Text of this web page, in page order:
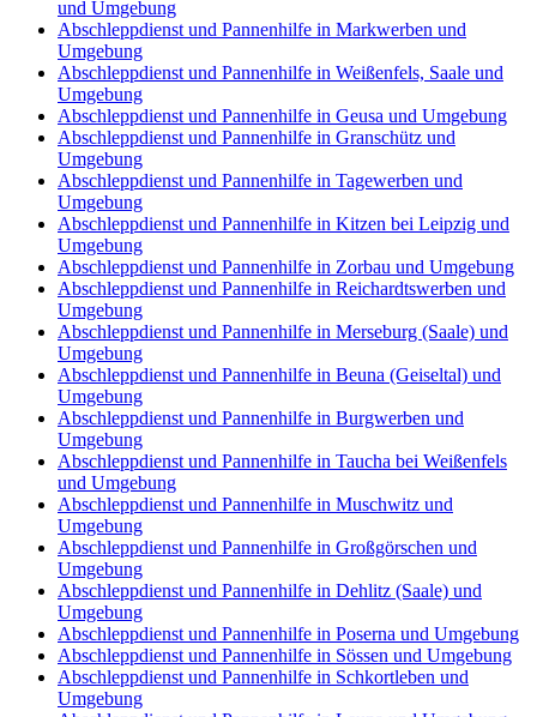
und Umgebung
Abschleppdienst und Pannenhilfe in Markwerben und
Umgebung
Abschleppdienst und Pannenhilfe in Weißenfels, Saale und
Umgebung
Abschleppdienst und Pannenhilfe in Geusa und Umgebung
Abschleppdienst und Pannenhilfe in Granschütz und
Umgebung
Abschleppdienst und Pannenhilfe in Tagewerben und
Umgebung
Abschleppdienst und Pannenhilfe in Kitzen bei Leipzig und
Umgebung
Abschleppdienst und Pannenhilfe in Zorbau und Umgebung
Abschleppdienst und Pannenhilfe in Reichardtswerben und
Umgebung
Abschleppdienst und Pannenhilfe in Merseburg (Saale) und
Umgebung
Abschleppdienst und Pannenhilfe in Beuna (Geiseltal) und
Umgebung
Abschleppdienst und Pannenhilfe in Burgwerben und
Umgebung
Abschleppdienst und Pannenhilfe in Taucha bei Weißenfels
und Umgebung
Abschleppdienst und Pannenhilfe in Muschwitz und
Umgebung
Abschleppdienst und Pannenhilfe in Großgörschen und
Umgebung
Abschleppdienst und Pannenhilfe in Dehlitz (Saale) und
Umgebung
Abschleppdienst und Pannenhilfe in Poserna und Umgebung
Abschleppdienst und Pannenhilfe in Sössen und Umgebung
Abschleppdienst und Pannenhilfe in Schkortleben und
Umgebung